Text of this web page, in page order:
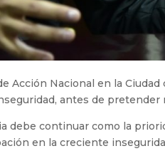
Acción Nacional en la Ciudad
antes de pretender
debe continuar como la
en la creciente